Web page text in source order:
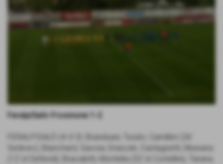
FeralpiSalò-Frosinone 1-2
FERALPISALÒ (4-3-3): Branduani; Turato, Camilleri (26´
Sedivec), Blanchard, Savoia; Drascek, Castagnetti, Muwana
(12´st Defendi); Bracaletti, Montella (32´st Cortellini), Tarana.